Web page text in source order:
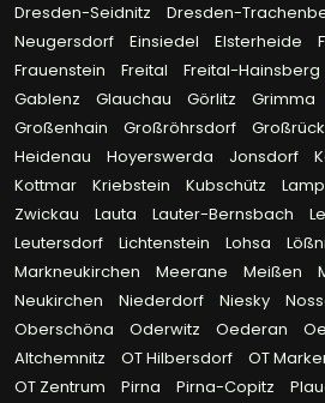
Dresden-Seidnitz
Dresden-
Neugersdorf
Einsiedel Elsterheide
Frauenstein
Freital Freital-Hainsberg
Gablenz
Glauchau Görlitz Grimma
Großenhain
Großröhrsdorf
Heidenau
Hoyerswerda Jonsdorf
Kottmar
Kriebstein Kubschütz
Zwickau
Lauta Lauter-Bernsbach
Leutersdorf
Lichtenstein Lohsa
Markneukirchen
Meerane Meißen
Neukirchen
Niederdorf Niesky
Oberschöna
Oderwitz Oederan
Altchemnitz
OT Hilbersdorf OT
OT Zentrum
Pirna Pirna-Copitz